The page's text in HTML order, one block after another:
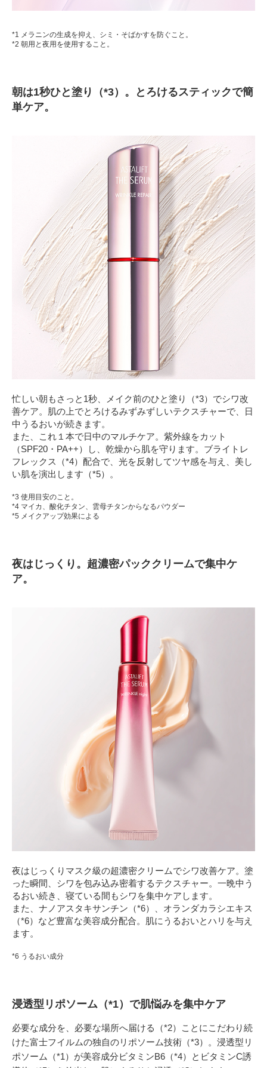
*1 メラニンの生成を抑え、シミ・そばかすを防ぐこと。
*2 朝用と夜用を使用すること。
朝は1秒ひと塗り（*3）。とろけるスティックで簡
単ケア。
忙しい朝もさっと1秒、メイク前のひと塗り（*3）でシワ改
善ケア。肌の上でとろけるみずみずしいテクスチャーで、日
中うるおいが続きます。
また、これ１本で日中のマルチケア。紫外線をカット
（SPF20・PA++）し、乾燥から肌を守ります。ブライトレ
フレックス（*4）配合で、光を反射してツヤ感を与え、美し
い肌を演出します（*5）。
*3 使用目安のこと。
*4 マイカ、酸化チタン、雲母チタンからなるパウダー
*5 メイクアップ効果による
夜はじっくり。超濃密パッククリームで集中ケ
ア。
夜はじっくりマスク級の超濃密クリームでシワ改善ケア。塗
った瞬間、シワを包み込み密着するテクスチャー。一晩中う
るおい続き、寝ている間もシワを集中ケアします。
また、ナノアスタキサンチン（*6）、オランダカラシエキス
（*6）など豊富な美容成分配合。肌にうるおいとハリを与え
ます。
*6 うるおい成分
浸透型リポソーム（*1）で肌悩みを集中ケア
必要な成分を、必要な場所へ届ける（*2）ことにこだわり続
けた富士フイルムの独自のリポソーム技術（*3）。浸透型リ
ポソーム（*1）が美容成分ビタミンB6（*4）とビタミンC誘